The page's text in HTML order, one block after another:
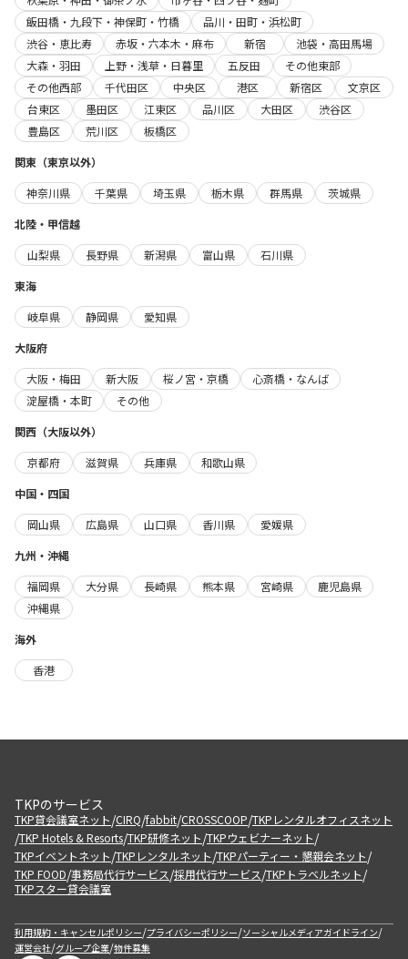
飯田橋・九段下・神保町・竹橋
品川・田町・浜松町
渋谷・恵比寿
赤坂・六本木・麻布 新宿
池袋・高田馬場
大森・羽田
上野・浅草・日暮里 五反田
その他東部
その他西部
千代田区 中央区 港区 新宿区
文京区
台東区
墨田区 江東区 品川区 大田区
渋谷区
豊島区
荒川区
板橋区
関東（東京以外）
神奈川県
千葉県 埼玉県 栃木県 群馬県
茨城県
北陸・甲信越
山梨県
長野県 新潟県 富山県
石川県
東海
岐阜県
静岡県
愛知県
大阪府
大阪・梅田
新大阪 桜ノ宮・京橋
心斎橋・なんば
淀屋橋・本町
その他
関西（大阪以外）
京都府
滋賀県 兵庫県
和歌山県
中国・四国
岡山県
広島県 山口県 香川県
愛媛県
九州・沖縄
福岡県
大分県 長崎県 熊本県 宮崎県
鹿児島県
沖縄県
海外
香港
TKPのサービス
TKP貸会議室ネット/CIRQ/fabbit/CROSSCOOP/TKPレンタルオフィスネット
/TKP Hotels & Resorts/TKP研修ネット/TKPウェビナーネット/
TKPイベントネット/TKPレンタルネット/TKPパーティー・懇親会ネット/
TKP FOOD/事務局代行サービス/採用代行サービス/TKPトラベルネット/
TKPスター貸会議室
利用規約・キャンセルポリシー/プライバシーポリシー/ソーシャルメディアガイドライン/
運営会社/グループ企業/物件募集